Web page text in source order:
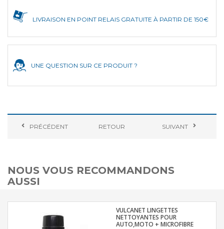
LIVRAISON EN POINT RELAIS GRATUITE À PARTIR DE 150€
UNE QUESTION SUR CE PRODUIT ?
PRÉCÉDENT RETOUR SUIVANT
NOUS VOUS RECOMMANDONS
AUSSI
VULCANET LINGETTES
NETTOYANTES POUR
AUTO,MOTO + MICROFIBRE